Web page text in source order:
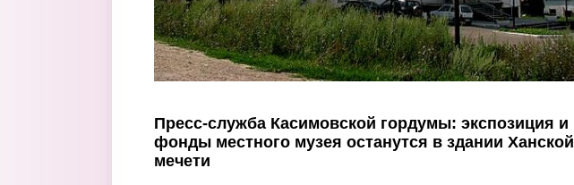
Пресс-служба Касимовской гордумы: экспозиция и
фонды местного музея останутся в здании Ханской
мечети